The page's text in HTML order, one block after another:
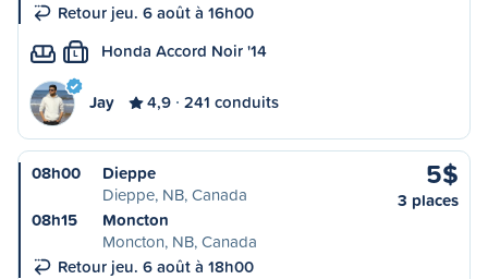
Retour jeu. 6 août à 16h00
L Honda Accord Noir '14
Jay 4,9 241 conduits
08h00
Dieppe
Dieppe, NB, Canada
08h15
Moncton
Moncton, NB, Canada
Retour jeu. 6 août à 18h00
5$
3 places